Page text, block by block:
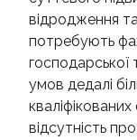
відродження та
потребують
господарської
умов дедалі
кваліфікованих
відсутність